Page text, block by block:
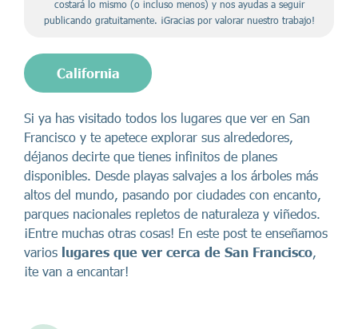
costará lo mismo (o incluso menos) y nos ayudas a seguir
publicando gratuitamente. ¡Gracias por valorar nuestro trabajo!
California
Si ya has visitado todos los lugares que ver en San
Francisco y te apetece explorar sus alrededores,
déjanos decirte que tienes infinitos de planes
disponibles. Desde playas salvajes a los árboles más
altos del mundo, pasando por ciudades con encanto,
parques nacionales repletos de naturaleza y viñedos.
¡Entre muchas otras cosas! En este post te enseñamos
varios lugares que ver cerca de San Francisco,
¡te van a encantar!